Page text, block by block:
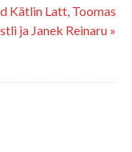
Kätlin Latt, Toomas
ja Janek Reinaru »